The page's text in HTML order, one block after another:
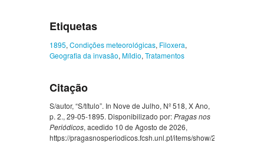
Etiquetas
1895, Condições meteorológicas, Filoxera,
Geografia da invasão, Míldio, Tratamentos
Citação
S/autor, “S/título”. In Nove de Julho, Nº 518, X Ano,
p. 2., 29-05-1895. Disponibilizado por:Pragas nos
Periódicos, acedido 10 de Agosto de 2026,
https://pragasnosperiodicos.fcsh.unl.pt/items/show/214